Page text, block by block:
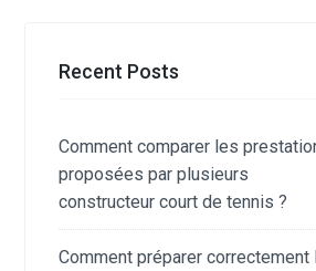
Recent Posts
Comment comparer les
proposées par plusieurs
constructeur court de tennis ?
Comment préparer correctement